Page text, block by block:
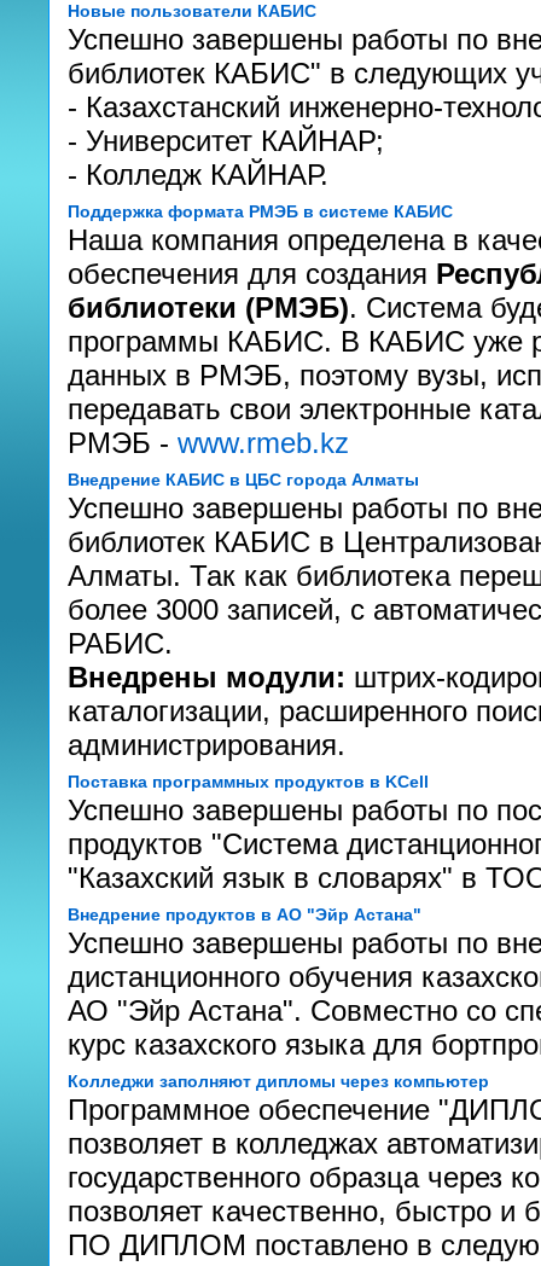
Новые пользователи КАБИС
Успешно завершены работы по
библиотек КАБИС" в следующих
- Казахстанский инженерно-
- Университет КАЙНАР;
- Колледж КАЙНАР.
Поддержка формата РМЭБ в системе КАБИС
Наша компания определена в
обеспечения для создания
библиотеки (РМЭБ). Система
программы КАБИС. В КАБИС уже
данных в РМЭБ, поэтому вузы,
передавать свои электронные
РМЭБ - www.rmeb.kz
Внедрение КАБИС в ЦБС города Алматы
Успешно завершены работы по
библиотек КАБИС в
Алматы. Так как библиотека
более 3000 записей, с
РАБИС.
Внедрены модули: штрих-
каталогизации, расширенного
администрирования.
Поставка программных продуктов в KCell
Успешно завершены работы по
продуктов "Система
"Казахский язык в словарях" в
Внедрение продуктов в АО "Эйр Астана"
Успешно завершены работы по
дистанционного обучения
АО "Эйр Астана". Совместно со
курс казахского языка для
Колледжи заполняют дипломы через компьютер
Программное обеспечение
позволяет в колледжах
государственного образца через
позволяет качественно, быстро
ПО ДИПЛОМ поставлено в